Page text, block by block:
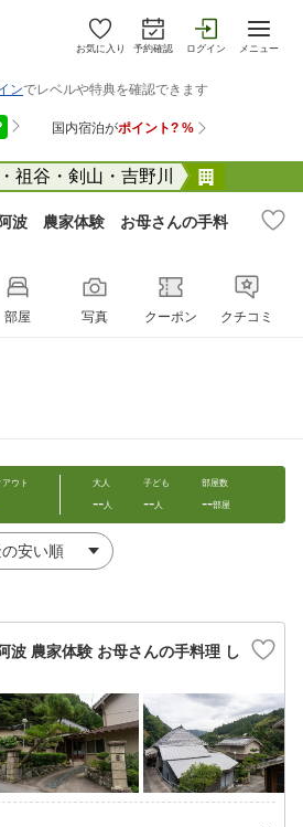
お気に入り 予約確認 ログイン メニュー
祖谷・剣山・吉野川
波 農家体験 お母さんの手料
部屋 写真 クーポン クチコミ
ウト 大人
--人
子ども
--人
部屋数
--部屋
波 農家体験 お母さんの手料理 し